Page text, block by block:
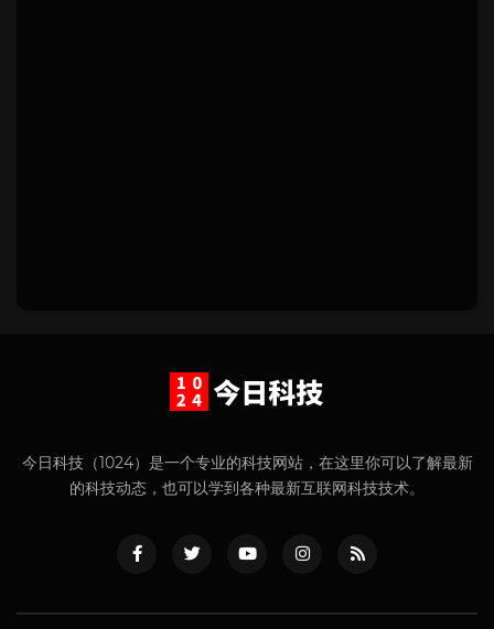
今日科技（1024）是一个专业的科技网站，在这里你可以了解最新
的科技动态，也可以学到各种最新互联网科技技术。